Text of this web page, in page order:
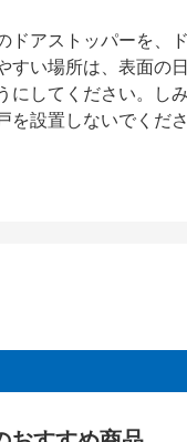
アストッパーを、
い場所は、表面の
してください。し
設置しないでくだ